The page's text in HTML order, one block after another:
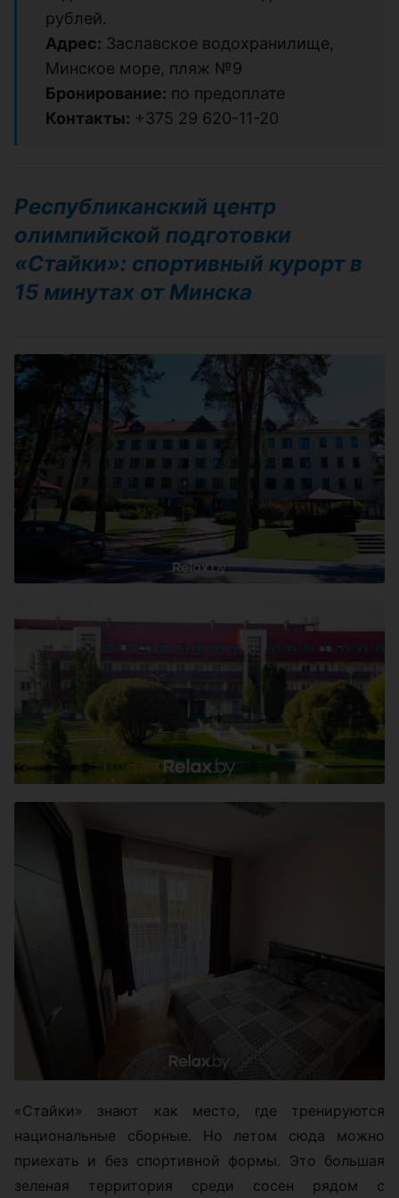
рублей.
Адрес: Заславское водохранилище,
Минское море, пляж №9
Бронирование: по предоплате
Контакты: +375 29 620-11-20
Республиканский центр
олимпийской подготовки
«Стайки»: спортивный курорт в
15 минутах от Минска
«Стайки» знают как место, где тренируются
национальные сборные. Но летом сюда можно
приехать и без спортивной формы. Это большая
зеленая территория среди сосен рядом с